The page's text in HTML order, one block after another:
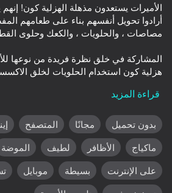
العب
Pony Creator - dress up game for girls
68
LoliRocks Dress Up
58
الأميرات يستعدون مذهلة الهزلية كون!
أرادوا تحويل أنفسهم بناء على طعامهم
المشاركة في خلق نظرة فريدة من نوعها
هزلية كون استخدام الحلويات لخلق
في ملابس حلوى جديدة!
قراءة المزيد
بدون تحميل مجانًا المتصفح
ماكياج
الأظافر لطيف الموضة
على الإنترنت
بسيطة موبايل